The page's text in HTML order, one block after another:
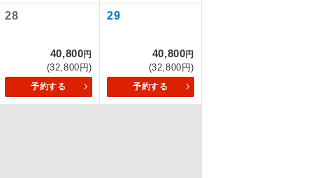
28
40,800円
(32,800円)
予約する
29
40,800円
(32,800円)
予約する